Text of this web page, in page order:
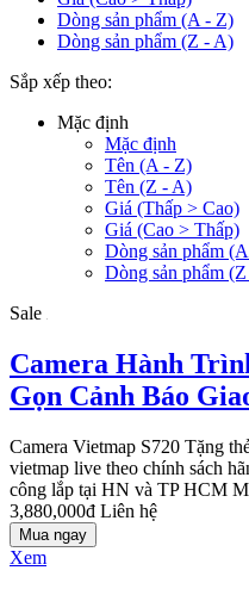
Dòng sản phẩm (A - Z)
Dòng sản phẩm (Z - A)
Sắp xếp theo:
Mặc định
Mặc định
Tên (A - Z)
Tên (Z - A)
Giá (Thấp > Cao)
Giá (Cao > Thấp)
Dòng sản phẩm
Dòng sản phẩm
Sale
Camera Hành
Gọn Cảnh Báo
Camera Vietmap S720 Tặng
vietmap live theo chính sách
công lắp tại HN và TP HCM
3,880,000đ Liên hệ
Mua ngay
Xem